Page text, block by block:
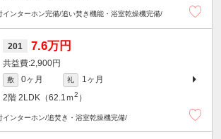
インターホン完備/追い焚き機能・浴室乾燥機完備/
201 7.6万円
2,900円
敷 0ヶ月 礼
1ヶ月
2階 2LDK（62.1ｍ2 ）
インターホン/追焚き・浴室乾燥機完備/